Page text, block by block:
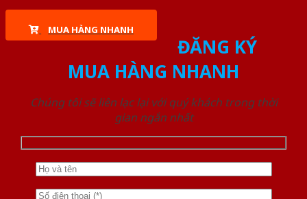
MUA HÀNG NHANH
ĐĂNG KÝ
MUA HÀNG NHANH
Chúng tôi sẽ liên lạc lại với quý khách trong thời
gian ngắn nhất